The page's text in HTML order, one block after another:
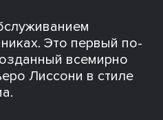
Это первый по-
всемирно
Лиссони в стиле